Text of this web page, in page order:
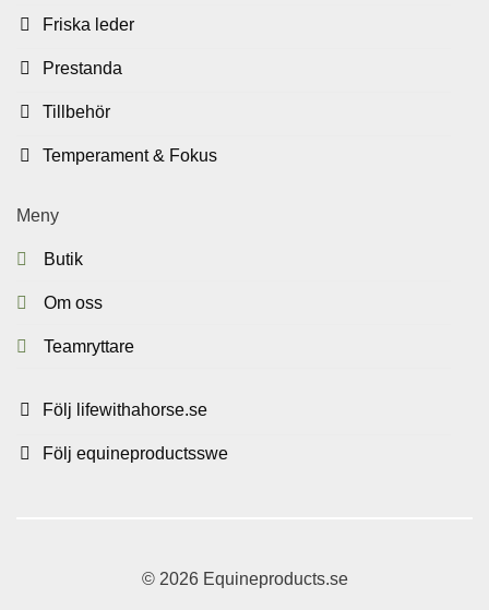
Friska leder
Prestanda
Tillbehör
Temperament & Fokus
Meny
Butik
Om oss
Teamryttare
Följ lifewithahorse.se
Följ equineproductsswe
© 2026 Equineproducts.se